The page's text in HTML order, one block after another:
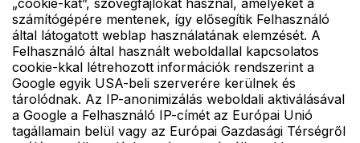
számítógépére mentenek, így elősegítik Felhasználó
által látogatott weblap használatának elemzését. A
Felhasználó által használt weboldallal kapcsolatos
cookie-kkal létrehozott információk rendszerint a
Google egyik USA-beli szerverére kerülnek és
tárolódnak. Az IP-anonimizálás weboldali aktiválásával
a Google a Felhasználó IP-címét az Európai Unió
tagállamain belül vagy az Európai Gazdasági Térségről